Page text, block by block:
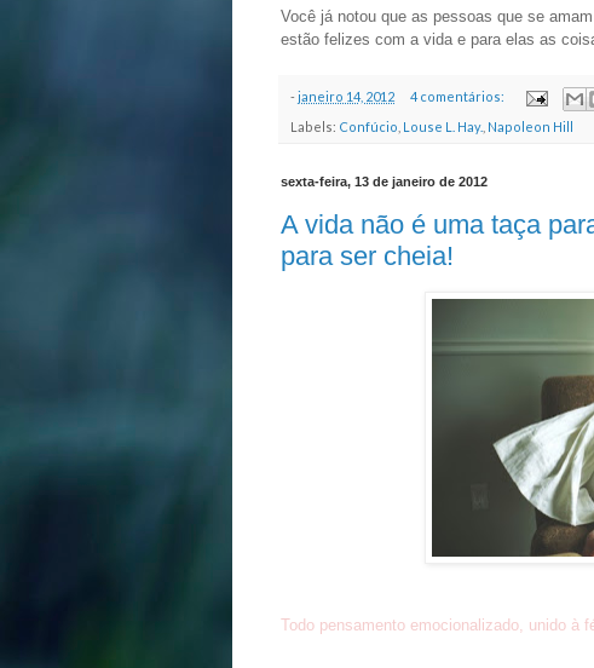
Você já notou que as pessoas que se
estão felizes com a vida e para elas as
-janeiro 14, 2012
4 comentários:
Labels: Confúcio Louse L. Hay. Napoleon Hill
sexta-feira, 13 de janeiro de 2012
A vida não é uma taça
para ser cheia!
Todo pensamento emocionalizado, unido à